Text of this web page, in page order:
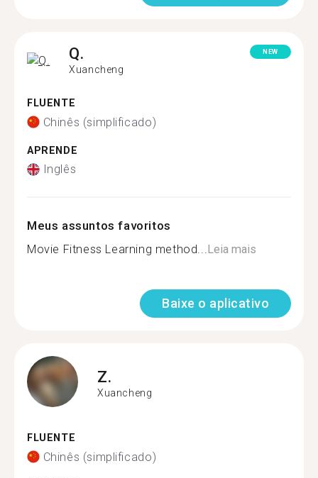
Q.
Xuancheng
NEW
FLUENTE
Chinês (simplificado)
APRENDE
Inglês
Meus assuntos favoritos
Movie Fitness Learning method...Leia mais
Baixe o aplicativo
Z.
Xuancheng
FLUENTE
Chinês (simplificado)